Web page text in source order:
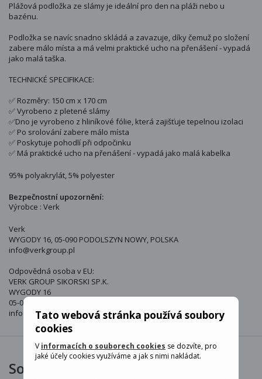
Tato webová stránka používá soubory
cookies
V informacích o souborech cookies se dozvíte, pro
jaké účely cookies využíváme a jak s nimi nakládat.
Plážová podložka ze slámy je ideální pro den na pláži nebo u
bazénu.
Podložka se navíc snadno skládá a zavazuje, díky čemuž po složení
zabere málo místa a má velmi praktické ucho na přenášení - vypadá
jako malá taška.
TECHNICKÉ SPECIFIKACE:
✅ Rozměry: 150 cm x 170 cm
✅ Vyrobeno z pletené slámy
✅Dno je vyrobeno z hliníkové fólie, která zajišťuje tepelnou izolaci
✅ Po srolování zabere málo místa
✅ Poskytuje pohodlí při odpočinku
✅ Má praktické ucho na přenášení - vypadá jako malá kabelka
95% polyakrylát, 5% polyester
Bezpečnostní upozornění:
Výrobce : Verk
Verk
WYGODY 16, 05-090 PODOLSZYN NOWY, POLSKA
info@verkgroup.pl
Odpovědná osoba v EU:
VERK GROUP SIKORSKI SP.K.
WYGODY 16
05-090 PODOLSZYN NOWY Polska
info@verkgroup.pl
Související produkty